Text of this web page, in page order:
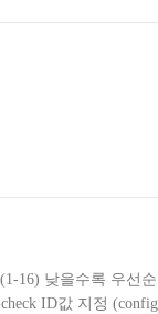
16) 낮을수록 우
ID값 지정